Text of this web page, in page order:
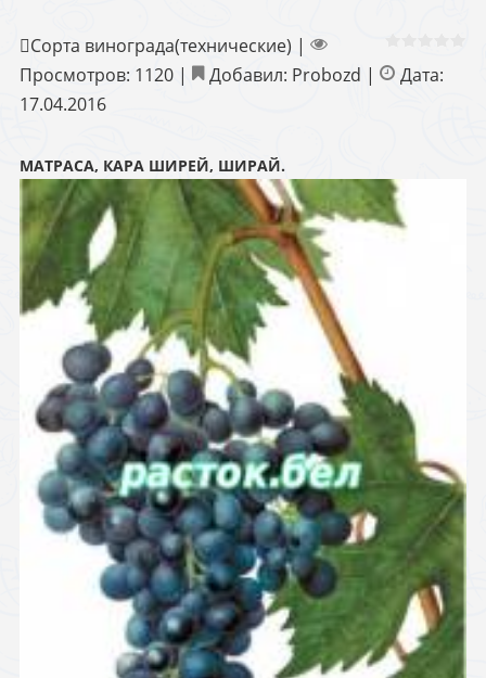
Сорта винограда(технические) |
Просмотров: 1120 | Добавил: Probozd |
Дата:
17.04.2016
МАТРАСА, КАРА ШИРЕЙ, ШИРАЙ.